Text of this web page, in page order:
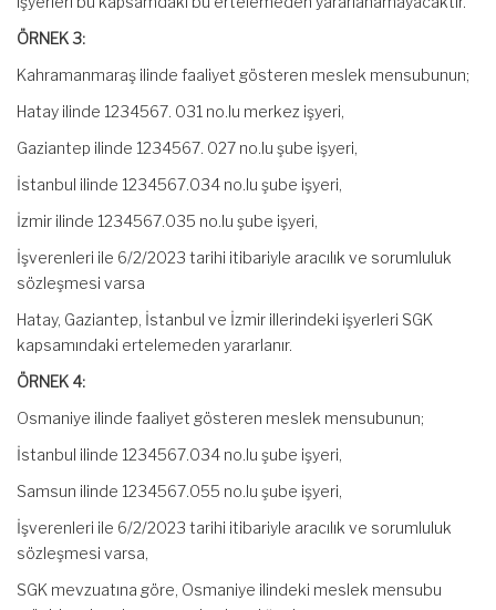
ÖRNEK 3:
Kahramanmaraş ilinde faaliyet gösteren meslek mensubunun;
Hatay ilinde 1234567. 031 no.lu merkez işyeri,
Gaziantep ilinde 1234567. 027 no.lu şube işyeri,
İstanbul ilinde 1234567.034 no.lu şube işyeri,
İzmir ilinde 1234567.035 no.lu şube işyeri,
İşverenleri ile 6/2/2023 tarihi itibariyle aracılık ve sorumluluk
sözleşmesi varsa
Hatay, Gaziantep, İstanbul ve İzmir illerindeki işyerleri SGK
kapsamındaki ertelemeden yararlanır.
ÖRNEK 4:
Osmaniye ilinde faaliyet gösteren meslek mensubunun;
İstanbul ilinde 1234567.034 no.lu şube işyeri,
Samsun ilinde 1234567.055 no.lu şube işyeri,
İşverenleri ile 6/2/2023 tarihi itibariyle aracılık ve sorumluluk
sözleşmesi varsa,
SGK mevzuatına göre, Osmaniye ilindeki meslek mensubu